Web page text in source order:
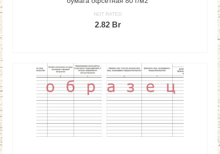
NOT RATED
2.82 Br